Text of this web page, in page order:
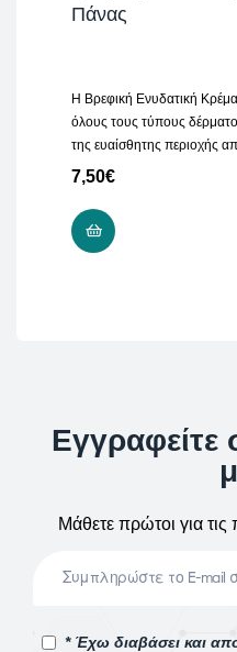
Πάνας
H Βρεφική Ενυδατική
όλους τους τύπους
της ευαίσθητης περιοχής
7,50€
Εγγραφείτε
Μάθετε πρώτοι για
* Έχω διαβάσει και